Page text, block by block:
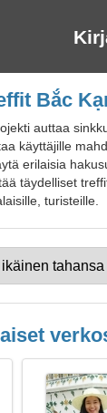
Bắc
auttaa
käyttäjille
erilaisia
täydelliset
turisteille.